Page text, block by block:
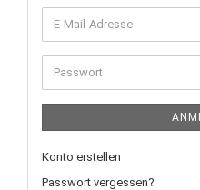
Konto erstellen
Passwort vergessen?